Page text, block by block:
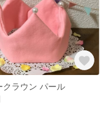
クラウン パール